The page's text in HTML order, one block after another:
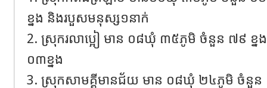
ខ្នង និងរបួសមនុស្ស១នាក់
2. ស្រុករលាប្អៀ មាន ០៨​ឃុំ ៣៥ភូមិ ចំនួន​ ៧៩ ខ្នងផ្
០៣ខ្នង
3. ស្រុកសាមគ្គីមានជ័យ មាន ០៨ឃុំ ២៤ភូមិ ចំនួន ៨